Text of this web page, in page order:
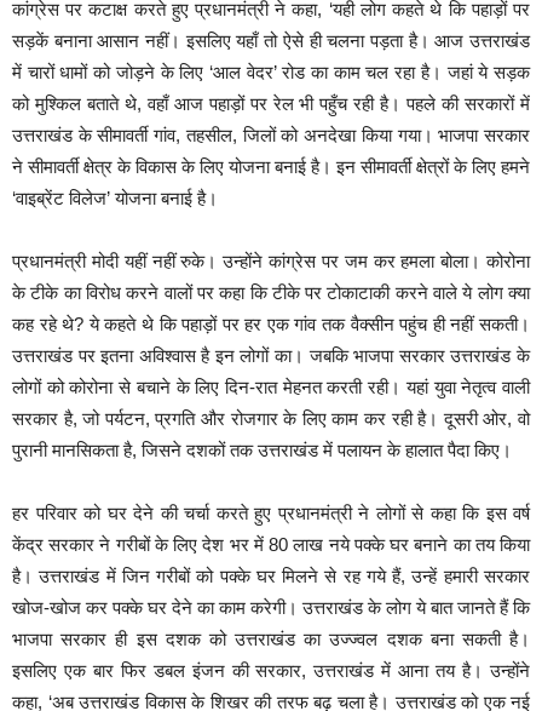
कांग्रेस पर कटाक्ष करते हुए प्रधानमंत्री ने कहा, ‘यही लोग कहते थे कि पहाड़ों पर
सड़कें बनाना आसान नहीं। इसलिए यहाँ तो ऐसे ही चलना पड़ता है। आज उत्तराखंड
में चारों धामों को जोड़ने के लिए ‘आल वेदर’ रोड का काम चल रहा है। जहां ये सड़क
को मुश्किल बताते थे, वहाँ आज पहाड़ों पर रेल भी पहुँच रही है। पहले की सरकारों में
उत्तराखंड के सीमावर्ती गांव, तहसील, जिलों को अनदेखा किया गया। भाजपा सरकार
ने सीमावर्ती क्षेत्र के विकास के लिए योजना बनाई है। इन सीमावर्ती क्षेत्रों के लिए हमने
‘वाइब्रेंट विलेज’ योजना बनाई है।
प्रधानमंत्री मोदी यहीं नहीं रुके। उन्होंने कांग्रेस पर जम कर हमला बोला। कोरोना
के टीके का विरोध करने वालों पर कहा कि टीके पर टोकाटाकी करने वाले ये लोग क्या
कह रहे थे? ये कहते थे कि पहाड़ों पर हर एक गांव तक वैक्सीन पहुंच ही नहीं सकती।
उत्तराखंड पर इतना अविश्वास है इन लोगों का। जबकि भाजपा सरकार उत्तराखंड के
लोगों को कोरोना से बचाने के लिए दिन-रात मेहनत करती रही। यहां युवा नेतृत्व वाली
सरकार है, जो पर्यटन, प्रगति और रोजगार के लिए काम कर रही है। दूसरी ओर, वो
पुरानी मानसिकता है, जिसने दशकों तक उत्तराखंड में पलायन के हालात पैदा किए।
हर परिवार को घर देने की चर्चा करते हुए प्रधानमंत्री ने लोगों से कहा कि इस वर्ष
केंद्र सरकार ने गरीबों के लिए देश भर में 80 लाख नये पक्के घर बनाने का तय किया
है। उत्तराखंड में जिन गरीबों को पक्के घर मिलने से रह गये हैं, उन्हें हमारी सरकार
खोज-खोज कर पक्के घर देने का काम करेगी। उत्तराखंड के लोग ये बात जानते हैं कि
भाजपा सरकार ही इस दशक को उत्तराखंड का उज्ज्वल दशक बना सकती है।
इसलिए एक बार फिर डबल इंजन की सरकार, उत्तराखंड में आना तय है। उन्होंने
कहा, ‘अब उत्तराखंड विकास के शिखर की तरफ बढ़ चला है। उत्तराखंड को एक नई